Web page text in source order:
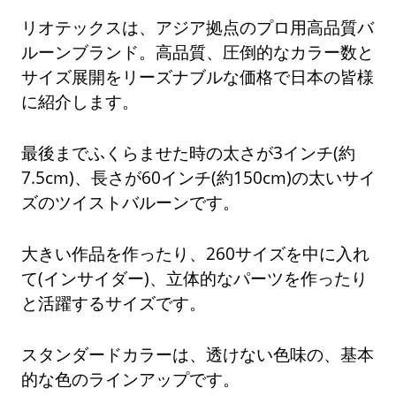
リオテックスは、アジア拠点のプロ用高品質バ
ルーンブランド。高品質、圧倒的なカラー数と
サイズ展開をリーズナブルな価格で日本の皆様
に紹介します。
最後までふくらませた時の太さが3インチ(約
7.5cm)、長さが60インチ(約150cm)の太いサイ
ズのツイストバルーンです。
大きい作品を作ったり、260サイズを中に入れ
て(インサイダー)、立体的なパーツを作ったり
と活躍するサイズです。
スタンダードカラーは、透けない色味の、基本
的な色のラインアップです。